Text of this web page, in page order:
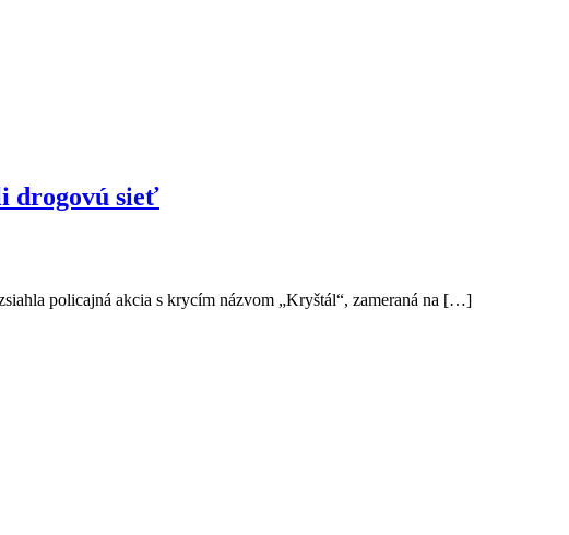
drogovú sieť
policajná akcia s krycím názvom „Kryštál“, zameraná na […]